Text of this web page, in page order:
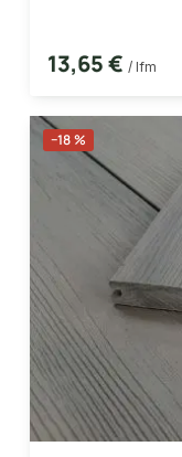
13,65 € / lfm
−18 %